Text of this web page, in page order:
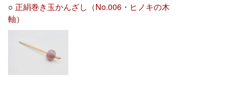
○ 正絹巻き玉かんざし（No.006・ヒノキの木
軸）